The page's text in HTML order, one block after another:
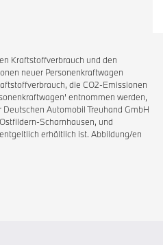
Kraftstoffverbrauch und den
neuer Personenkraftwagen
die CO2-Emissionen
entnommen werden,
Automobil Treuhand GmbH
Scharnhausen, und
erhältlich ist. Abbildung/en